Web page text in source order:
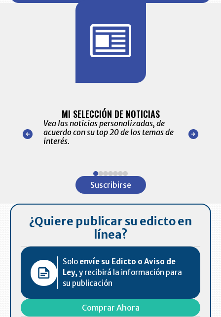
nuestro
para
MI SELECCIÓN DE NOTICIAS
Vea las noticias personalizadas, de
acuerdo con su top 20 de los temas de
interés.
de las
Suscribirse
¿Quiere publicar su edicto en
línea?
Solo envíe su Edicto o Aviso de
Ley,y recibirá la información para
su publicación
Comprar Ahora